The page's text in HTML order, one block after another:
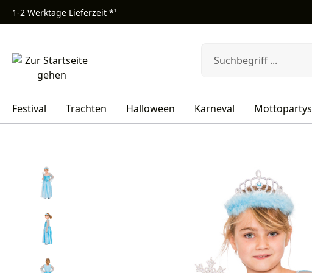
Hauptinhalt springen
Zur Suche springen
Zur Hauptnavigation springen
1-2 Werktage Lieferzeit *¹
Festival Trachten Halloween Karneval Mottopartys
Bildergalerie überspringen